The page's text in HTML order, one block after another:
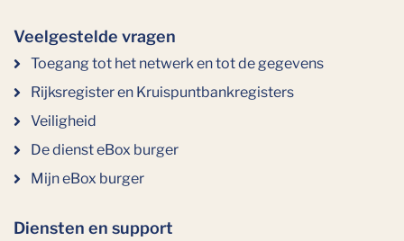
Veelgestelde vragen
Toegang tot het netwerk en tot de gegevens
Rijksregister en Kruispuntbankregisters
Veiligheid
De dienst eBox burger
Mijn eBox burger
Diensten en support